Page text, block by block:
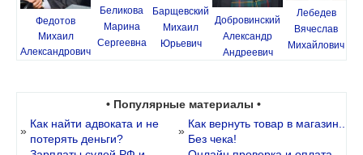
Федотов
Михаил
Александрович
Беликова
Марина
Сергеевна
Барщевский
Михаил
Юрьевич
Добровинский
Александр
Андреевич
Лебедев
Вячеслав
Михайлович
• Популярные материалы •
»
Как найти адвоката и не
потерять деньги?
»
Как вернуть товар в магазин..
Без чека!